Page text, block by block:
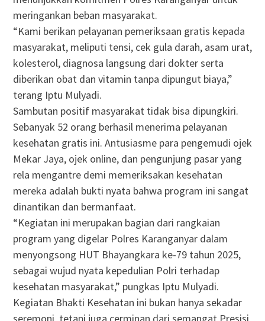
meringankan beban masyarakat.
“Kami berikan pelayanan pemeriksaan gratis kepada
masyarakat, meliputi tensi, cek gula darah, asam urat,
kolesterol, diagnosa langsung dari dokter serta
diberikan obat dan vitamin tanpa dipungut biaya,”
terang Iptu Mulyadi.
Sambutan positif masyarakat tidak bisa dipungkiri.
Sebanyak 52 orang berhasil menerima pelayanan
kesehatan gratis ini. Antusiasme para pengemudi ojek
Mekar Jaya, ojek online, dan pengunjung pasar yang
rela mengantre demi memeriksakan kesehatan
mereka adalah bukti nyata bahwa program ini sangat
dinantikan dan bermanfaat.
“Kegiatan ini merupakan bagian dari rangkaian
program yang digelar Polres Karanganyar dalam
menyongsong HUT Bhayangkara ke-79 tahun 2025,
sebagai wujud nyata kepedulian Polri terhadap
kesehatan masyarakat,” pungkas Iptu Mulyadi.
Kegiatan Bhakti Kesehatan ini bukan hanya sekadar